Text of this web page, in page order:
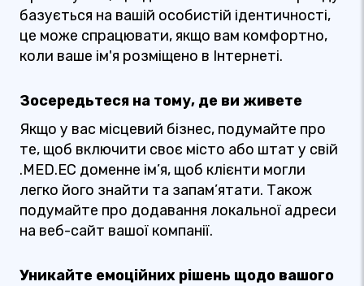
базується на вашій особистій ідентичності,
це може спрацювати, якщо вам комфортно,
коли ваше ім'я розміщено в Інтернеті.
Зосередьтеся на тому, де ви живете
Якщо у вас місцевий бізнес, подумайте про
те, щоб включити своє місто або штат у свій
.MED.EC доменне ім’я, щоб клієнти могли
легко його знайти та запам’ятати. Також
подумайте про додавання локальної адреси
на веб-сайт вашої компанії.
Уникайте емоційних рішень щодо вашого